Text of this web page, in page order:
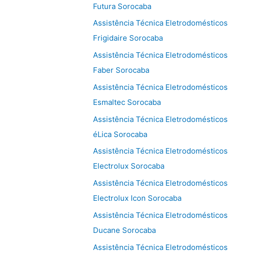
Futura Sorocaba
Assistência Técnica Eletrodomésticos
Frigidaire Sorocaba
Assistência Técnica Eletrodomésticos
Faber Sorocaba
Assistência Técnica Eletrodomésticos
Esmaltec Sorocaba
Assistência Técnica Eletrodomésticos
éLica Sorocaba
Assistência Técnica Eletrodomésticos
Electrolux Sorocaba
Assistência Técnica Eletrodomésticos
Electrolux Icon Sorocaba
Assistência Técnica Eletrodomésticos
Ducane Sorocaba
Assistência Técnica Eletrodomésticos